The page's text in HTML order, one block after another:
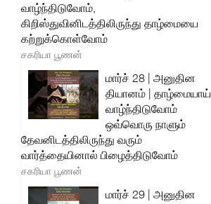
வாழ்ந்திடுவோம்,
கிறிஸ்துவினிடத்திலிருந்து தாழ்மையை
கற்றுக்கொள்வோம்
சகரியா பூணன்
மார்ச் 28 | அனுதின
தியானம் | தாழ்மையாய்
வாழ்ந்திடுவோம்
ஒவ்வொரு நாளும்
தேவனிடத்திலிருந்து வரும்
வார்த்தையினால் பிழைத்திடுவோம்
சகரியா பூணன்
மார்ச் 29 | அனுதின